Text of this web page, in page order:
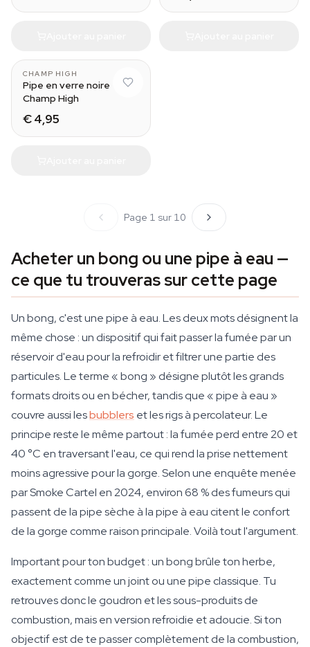
CHAMP HIGH
Pipe en verre noire
Champ High
€ 4,95
Page 1 sur 10
Acheter un bong ou une pipe à eau —
ce que tu trouveras sur cette page
Un bong, c'est une pipe à eau. Les deux mots désignent la
même chose : un dispositif qui fait passer la fumée par un
réservoir d'eau pour la refroidir et filtrer une partie des
particules. Le terme « bong » désigne plutôt les grands
formats droits ou en bécher, tandis que « pipe à eau »
couvre aussi lesbubblers et les rigs à percolateur. Le
principe reste le même partout : la fumée perd entre 20 et
40 °C en traversant l'eau, ce qui rend la prise nettement
moins agressive pour la gorge. Selon une enquête menée
par Smoke Cartel en 2024, environ 68 % des fumeurs qui
passent de la pipe sèche à la pipe à eau citent le confort
de la gorge comme raison principale. Voilà tout l'argument.
Important pour ton budget : un bong brûle ton herbe,
exactement comme un joint ou une pipe classique. Tu
retrouves donc le goudron et les sous-produits de
combustion, mais en version refroidie et adoucie. Si ton
objectif est de te passer complètement de la combustion,